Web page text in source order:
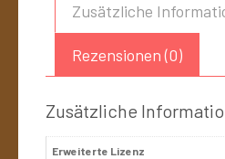
Zusätzliche
Rezensionen (0)
Zusätzliche
Erweiterte Lizenz